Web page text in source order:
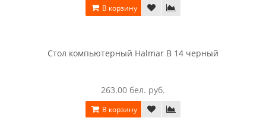
Стол SV-мебель (МС Гамма 20 Серия 4) , Ясень анкор
светлый / Сандал светлый